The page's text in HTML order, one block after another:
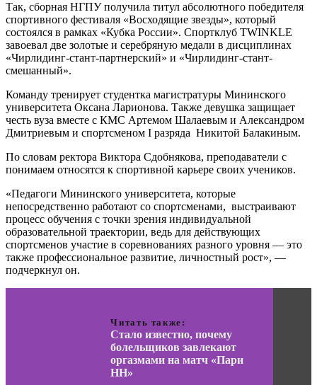
Так, сборная НГПУ получила титул абсолютного победителя
спортивного фестиваля «Восходящие звезды», который
состоялся в рамках «Кубка России». Спортклуб TWINKLE
завоевал две золотые и серебряную медали в дисциплинах
«Чирлидинг-стант-партнерский» и «Чирлидинг-стант-
смешанный».
Команду тренирует студентка магистратуры Мининского
университета Оксана Ларионова. Также девушка защищает
честь вуза вместе с КМС Артемом Шалаевым и Александром
Дмитриевым и спортсменом I разряда Никитой Балакиным.
По словам ректора Виктора Сдобнякова, преподаватели с
понимаем относятся к спортивной карьере своих учеников.
«Педагоги Мининского университета, которые
непосредственно работают со спортсменами, выстраивают
процесс обучения с точки зрения индивидуальной
образовательной траектории, ведь для действующих
спортсменов участие в соревнованиях разного уровня — это
также профессиональное развитие, личностный рост», —
подчеркнул он.
Читать также:
Стало известно, почему
болельщиков завлекают
оргазмами на матч «Пари
НН»